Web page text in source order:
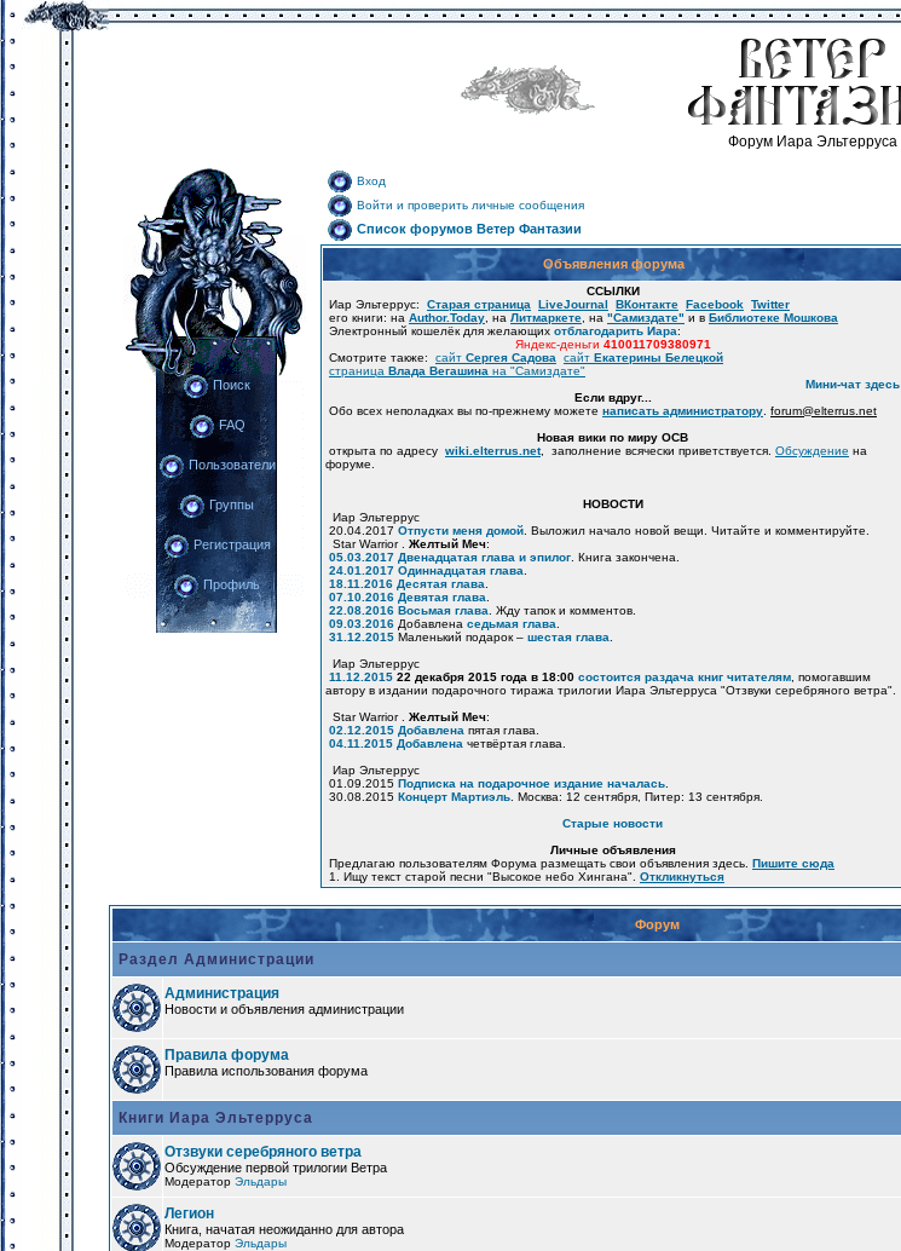
Форум Иара Эльтерруса
Поиск
FAQ
Пользователи
Группы
Регистрация
Профиль
Вход
Войти и проверить личные сообщения
Список форумов Ветер Фантазии
Объявления форума
ССЫЛКИ
Иар Эльтеррус: Старая страница LiveJournal ВКонтакте Facebook Twitter
его книги: на Author.Today , на Литмаркете , на "Самиздате" и в Библиотеке Мошкова
Электронный кошелёк для желающих отблагодарить Иара:
Яндекс-деньги 410011709380971
Смотрите также: сайт Сергея Садова сайт Екатерины Белецкой
страница Влада Вегашина на "Самиздате"
Мини-чат здесь
Если вдруг...
Обо всех неполадках вы по-прежнему можете написать администратору forum@elterrus.net
Новая вики по миру ОСВ
открыта по адресу wiki.elterrus.net, заполнение всячески приветствуется. Обсуждение на
форуме.
НОВОСТИ
Иар Эльтеррус
20.04.2017 Отпусти меня домой . Выложил начало новой вещи. Читайте и комментируйте.
Star Warrior . Желтый Меч:
05.03.2017 Двенадцатая глава и эпилог . Книга закончена.
24.01.2017 Одиннадцатая глава
18.11.2016 Десятая глава
07.10.2016 Девятая глава
22.08.2016 Восьмая глава . Жду тапок и комментов.
09.03.2016 Добавлена седьмая глава
31.12.2015 Маленький подарок – шестая глава
Иар Эльтеррус
11.12.2015 22 декабря 2015 года в 18:00 состоится раздача книг читателям , помогавшим
автору в издании подарочного тиража трилогии Иара Эльтерруса "Отзвуки серебряного ветра".
Star Warrior . Желтый Меч:
02.12.2015 Добавлена пятая глава.
04.11.2015 Добавлена четвёртая глава.
Иар Эльтеррус
01.09.2015 Подписка на подарочное издание началась
30.08.2015 Концерт Мартиэль . Москва: 12 сентября, Питер: 13 сентября.
Старые новости
Личные объявления
Предлагаю пользователям Форума размещать свои объявления здесь. Пишите сюда
1. Ищу текст старой песни "Высокое небо Хингана". Откликнуться
Форум
Раздел Администрации
Администрация
Новости и объявления администрации
Правила форума
Правила использования форума
Книги Иара Эльтерруса
Отзвуки серебряного ветра
Обсуждение первой трилогии Ветра
Модератор Эльдары
Легион
Книга, начатая неожиданно для автора
Модератор Эльдары